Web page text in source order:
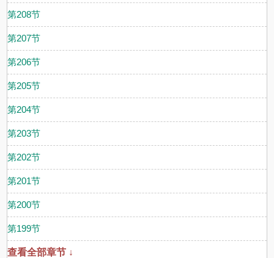
第208节
第207节
第206节
第205节
第204节
第203节
第202节
第201节
第200节
第199节
查看全部章节 ↓